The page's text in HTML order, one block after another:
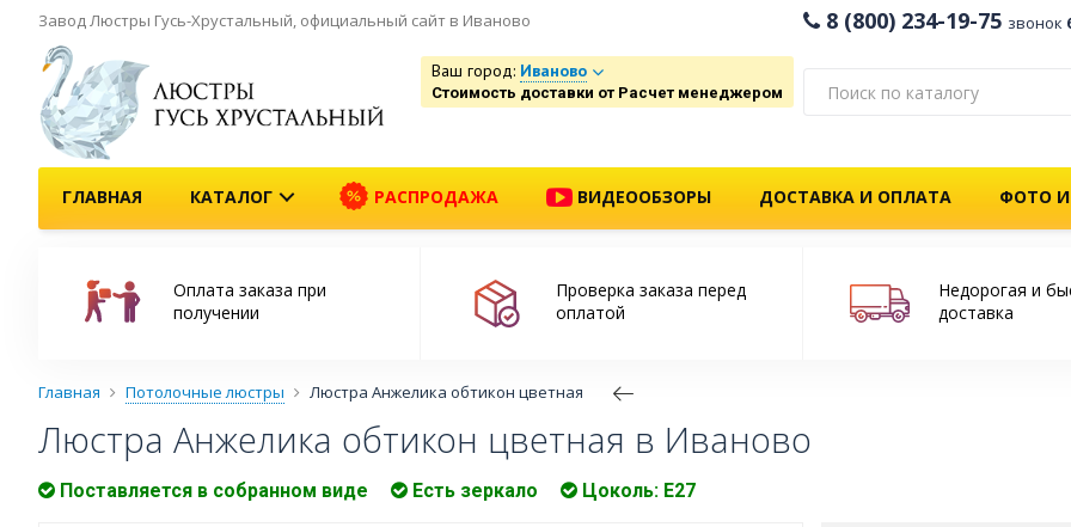
Завод Люстры Гусь-Хрустальный, официальный сайт в Иваново 8 (800) 234-19-75 звонок
Ваш город: Иваново
Стоимость доставки от Расчет менеджером
ГЛАВНАЯ КАТАЛОГ РАСПРОДАЖА ВИДЕООБЗОРЫ ДОСТАВКА И ОПЛАТА ФОТО
Оплата заказа при
получении
Проверка заказа перед
оплатой
Недорогая и
доставка
Главная Потолочные люстры Люстра Анжелика обтикон цветная
Люстра Анжелика обтикон цветная в Иваново
Поставляется в собранном виде Есть зеркало Цоколь: Е27